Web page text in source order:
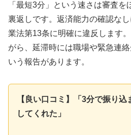
「最短3分」という速さは審査
裏返しです。返済能力の確認な
業法第13条に明確に違反します
がら、延滞時には職場や緊急連
いう報告があります。
【良い口コミ】「3分で振り
してくれた」